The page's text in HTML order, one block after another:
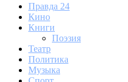
Правда 24
Кино
Книги
Поэзия
Театр
Политика
Музыка